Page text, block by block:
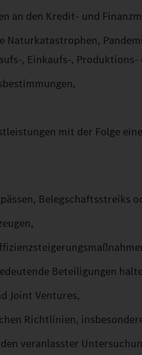
an den Kredit- und
Naturkatastrophen,
, Einkaufs-,
mit der Folge
Belegschaftsstreiks
Beteiligungen
Joint Ventures,
Richtlinien,
veranlasster